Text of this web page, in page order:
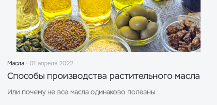
Масла 01 апреля 2022
Способы производства растительного масла
Или почему не все масла одинаково полезны